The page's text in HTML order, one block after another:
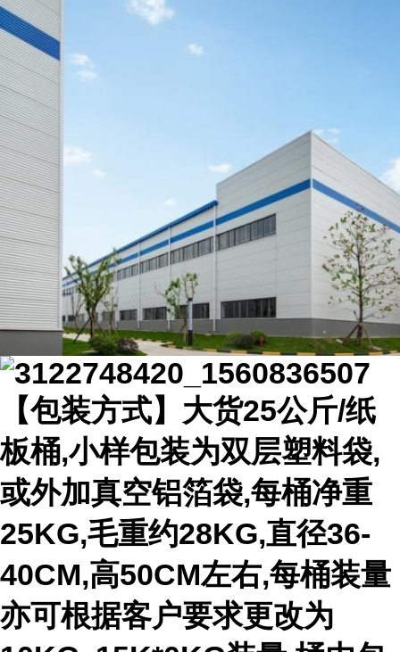
【包装方式】大货25公斤/纸
板桶,小样包装为双层塑料袋,
或外加真空铝箔袋,每桶净重
25KG,毛重约28KG,直径36-
40CM,高50CM左右,每桶装量
亦可根据客户要求更改为